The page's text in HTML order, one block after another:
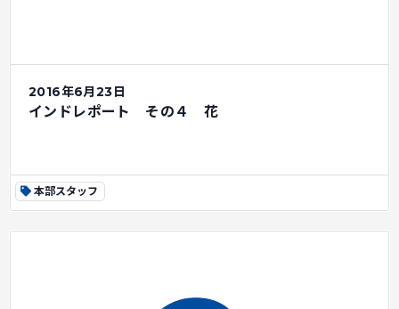
2016年6月23日
インドレポート その４ 花
本部スタッフ